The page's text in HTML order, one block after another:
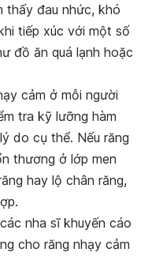
thấy đau nhức, khó
tiếp xúc với một số
đồ ăn quá lạnh hoặc
cảm ở mỗi người
tra kỹ lưỡng hàm
do cụ thể. Nếu răng
thương ở lớp men
hay lộ chân răng,
nha sĩ khuyến cáo
cho răng nhạy cảm